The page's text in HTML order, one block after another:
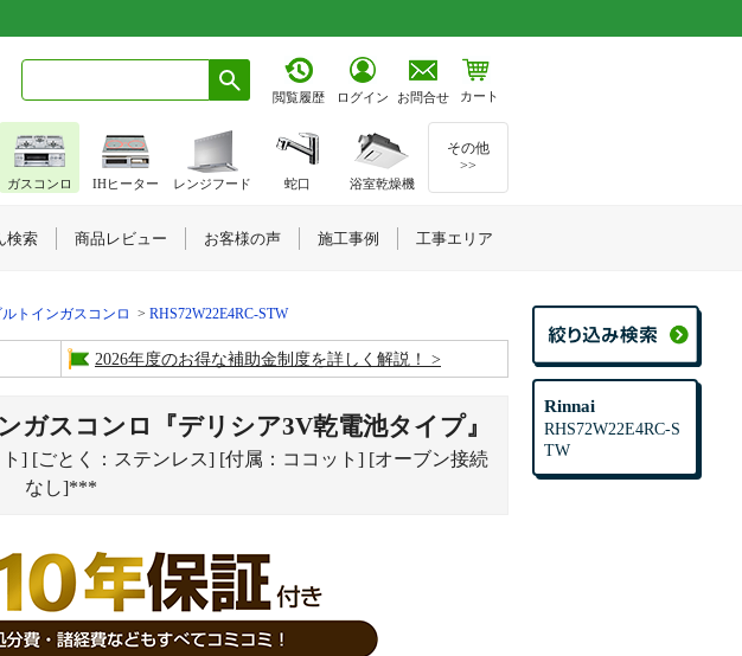
Rinnai
RHS72W22E4RC-S
TW
閲覧履歴 ログイン お問合せ カート
トインガスコンロ RHS72W22E4RC-STW
2026年度のお得な補助金制度を詳しく解説！
ガスコンロ『デリシア3V乾電池タイプ』
] [ごとく：ステンレス] [付属：ココット] [オーブン接続
なし]***
ガスコンロ IHヒーター レンジフード 蛇口 浴室乾燥機
その他
>>
検索 商品レビュー お客様の声 施工事例 工事エリア